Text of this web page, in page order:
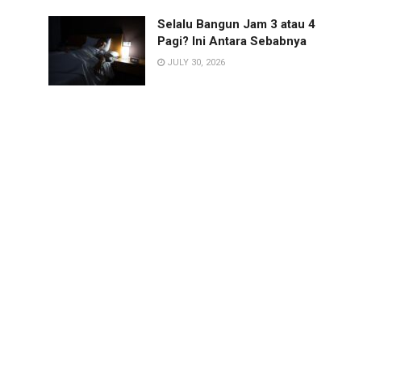
Selalu Bangun Jam 3 atau 4
Pagi? Ini Antara Sebabnya
JULY 30, 2026